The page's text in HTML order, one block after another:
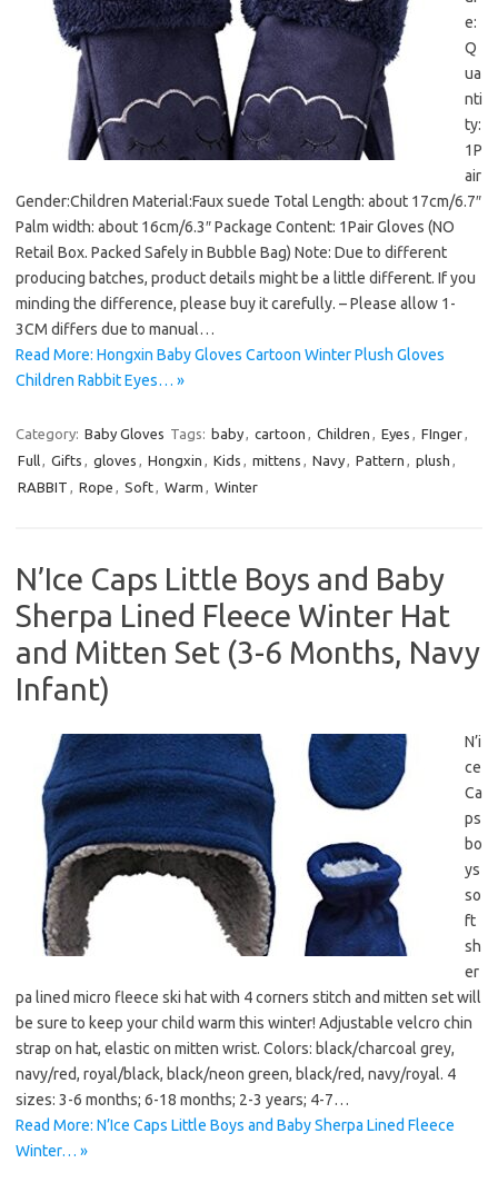
e:
Q
ua
nti
ty:
1P
air
Gender:Children Material:Faux suede Total Length: about 17cm/6.7″
Palm width: about 16cm/6.3″ Package Content: 1Pair Gloves (NO
Retail Box. Packed Safely in Bubble Bag) Note: Due to different
producing batches, product details might be a little different. If you
minding the difference, please buy it carefully. – Please allow 1-
3CM differs due to manual…
Read More: Hongxin Baby Gloves Cartoon Winter Plush Gloves
Children Rabbit Eyes… »
Category: Baby Gloves Tags: baby, cartoon , Children , Eyes , FInger,
Full, Gifts , gloves , Hongxin , Kids , mittens , Navy, Pattern , plush ,
RABBIT , Rope , Soft, Warm , Winter
N’Ice Caps Little Boys and Baby
Sherpa Lined Fleece Winter Hat
and Mitten Set (3-6 Months, Navy
Infant)
N’i
ce
Ca
ps
bo
ys
so
ft
sh
er
pa lined micro fleece ski hat with 4 corners stitch and mitten set will
be sure to keep your child warm this winter! Adjustable velcro chin
strap on hat, elastic on mitten wrist. Colors: black/charcoal grey,
navy/red, royal/black, black/neon green, black/red, navy/royal. 4
sizes: 3-6 months; 6-18 months; 2-3 years; 4-7…
Read More: N’Ice Caps Little Boys and Baby Sherpa Lined Fleece
Winter… »